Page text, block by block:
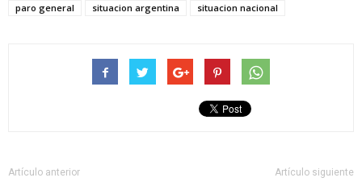
paro general
situacion argentina situacion nacional
Artículo anterior Artículo siguiente